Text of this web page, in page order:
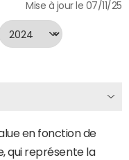
Mise à jour le 07/11/25
en fonction de
qui représente la